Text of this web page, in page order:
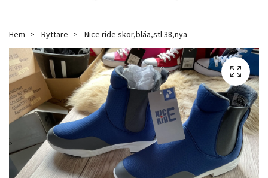
Hem Ryttare Nice ride skor,blåa,stl 38,nya